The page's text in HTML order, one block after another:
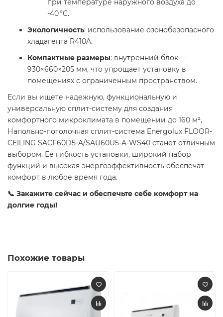
при температуре наружного воздуха до
-40 °C.
Экологичность: использование озонобезопасного
хладагента R410A.
Компактные размеры: внутренний блок —
930×660×205 мм, что упрощает установку в
помещениях с ограниченным пространством.
Если вы ищете надежную, функциональную и
универсальную сплит-систему для создания
комфортного микроклимата в помещении до 160 м²,
Напольно-потолочная сплит-система Energolux FLOOR-
CEILING SACF60D5-A/SAU60U5-A-WS40 станет отличным
выбором. Ее гибкость установки, широкий набор
функций и высокая энергоэффективность обеспечат
комфорт в любое время года.
📞 Закажите сейчас и обеспечьте себе комфорт на
долгие годы!
Похожие товары